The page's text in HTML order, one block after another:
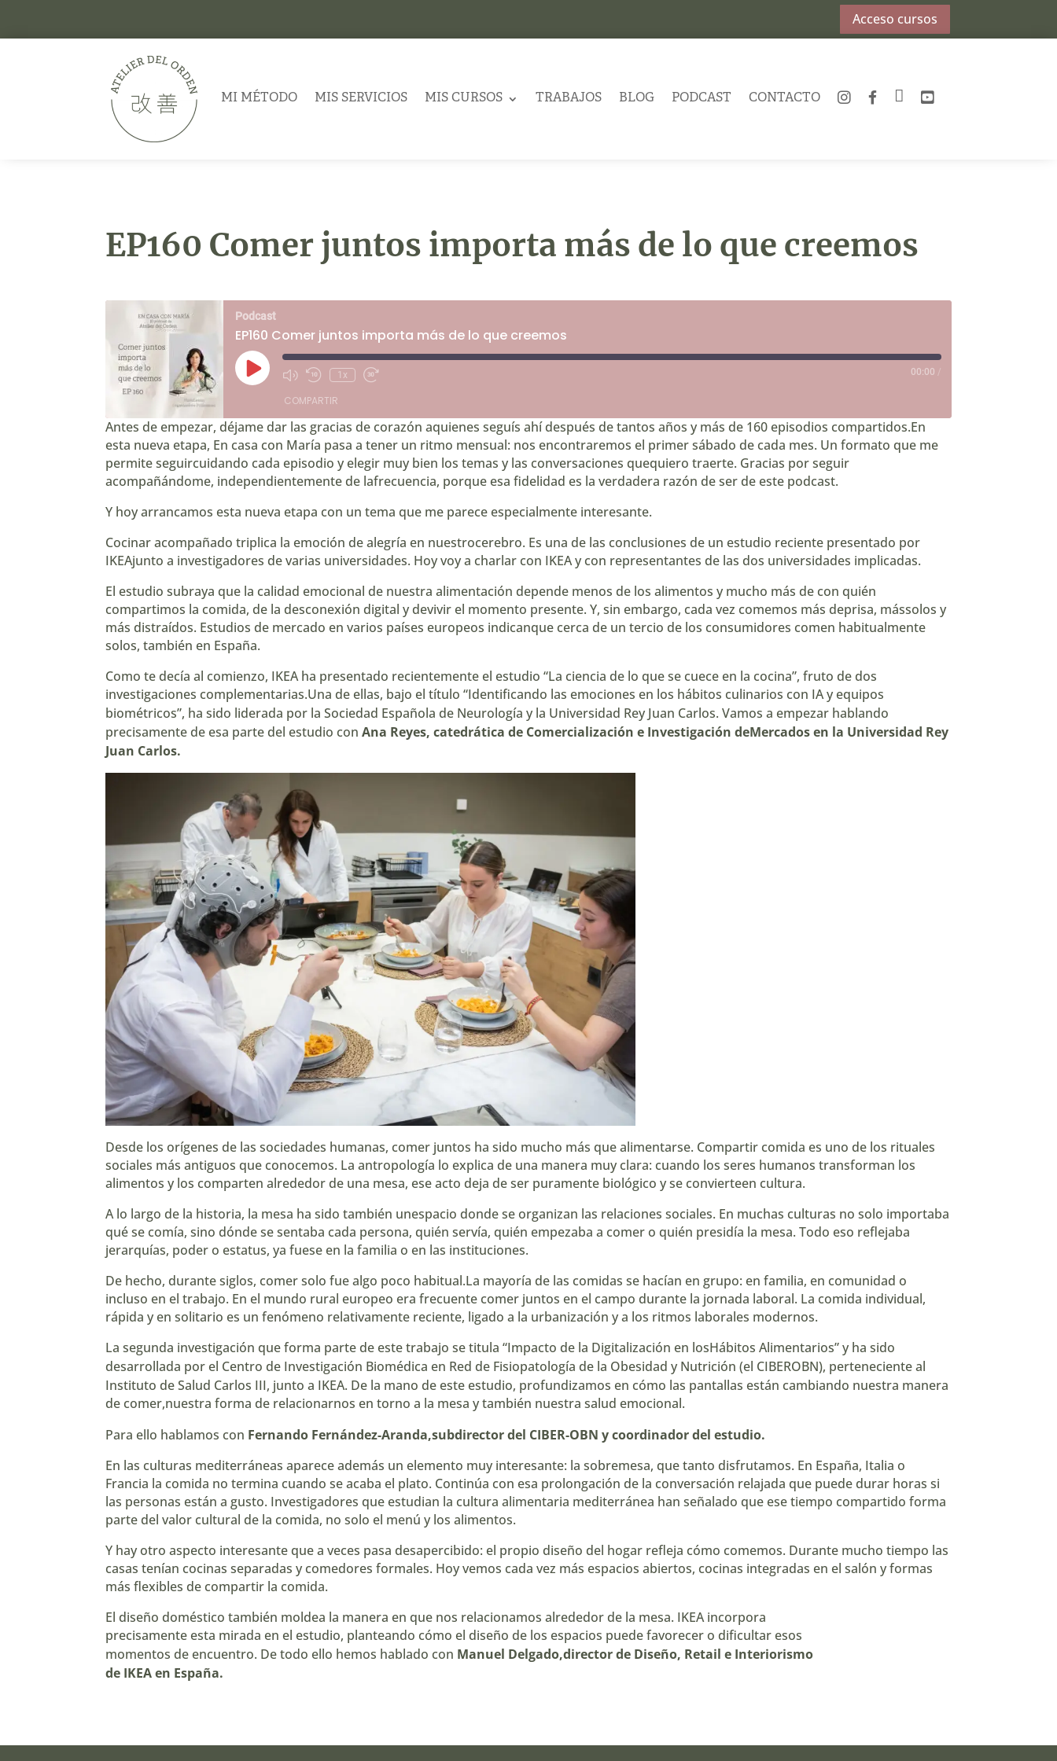
Acceso cursos
MI MÉTODO MIS SERVICIOS MIS CURSOS TRABAJOS BLOG PODCAST CONTACTO INSTAGRAM
FACEBOOK
TWITTERYOUTUBE
EP160 Comer juntos importa más de lo que creemos
Podcast
EP160 Comer juntos importa más de lo que creemos
Reproducir
episodioMute/Unmute
Rebobinar
segundos
1x
Fast
00:00 /
COMPARTIR
COMPARTIR
ENLACE
INCRUSTAR
Antes de empezar, déjame dar las gracias de corazón aquienes seguís ahí después de tantos años y más de 160 episodios compartidos.En
esta nueva etapa, En casa con María pasa a tener un ritmo mensual: nos encontraremos el primer sábado de cada mes. Un formato que me
permite seguircuidando cada episodio y elegir muy bien los temas y las conversaciones quequiero traerte. Gracias por seguir
acompañándome, independientemente de lafrecuencia, porque esa fidelidad es la verdadera razón de ser de este podcast.
Y hoy arrancamos esta nueva etapa con un tema que me parece especialmente interesante.
Cocinar acompañado triplica la emoción de alegría en nuestrocerebro. Es una de las conclusiones de un estudio reciente presentado por
IKEAjunto a investigadores de varias universidades. Hoy voy a charlar con IKEA y con representantes de las dos universidades implicadas.
El estudio subraya que la calidad emocional de nuestra alimentación depende menos de los alimentos y mucho más de con quién
compartimos la comida, de la desconexión digital y devivir el momento presente. Y, sin embargo, cada vez comemos más deprisa, mássolos y
más distraídos. Estudios de mercado en varios países europeos indicanque cerca de un tercio de los consumidores comen habitualmente
solos, también en España.
Como te decía al comienzo, IKEA ha presentado recientemente el estudio “La ciencia de lo que se cuece en la cocina”, fruto de dos
investigaciones complementarias.Una de ellas, bajo el título “Identificando las emociones en los hábitos culinarios con IA y equipos
biométricos”, ha sido liderada por laSociedad Española de Neurología y la Universidad Rey Juan Carlos. Vamos a empezar hablando
precisamente de esa parte del estudio con Ana Reyes, catedrática de Comercialización e Investigación deMercados en la Universidad Rey
Juan Carlos.
Desde los orígenes de las sociedades humanas, comer juntos ha sido mucho más que alimentarse. Compartir comida es uno de los rituales
sociales más antiguos que conocemos. La antropología lo explica de una manera muy clara: cuando los seres humanos transforman los
alimentos y los comparten alrededor de una mesa, ese acto deja de ser puramente biológico y se convierteen cultura.
A lo largo de la historia, la mesa ha sido también unespacio donde se organizan las relaciones sociales. En muchas culturas no solo importaba
qué se comía, sino dónde se sentaba cada persona, quién servía, quién empezaba a comer o quién presidía la mesa. Todo eso reflejaba
jerarquías, poder o estatus, ya fuese en la familia o en las instituciones.
De hecho, durante siglos, comer solo fue algo poco habitual.La mayoría de las comidas se hacían en grupo: en familia, en comunidad o
incluso en el trabajo. En el mundo rural europeo era frecuente comer juntos en el campo durante la jornada laboral. La comida individual,
rápida y en solitario es un fenómeno relativamente reciente, ligado a la urbanización y a los ritmos laborales modernos.
La segunda investigación que forma parte de este trabajo se titula “Impacto de la Digitalización en losHábitos Alimentarios” y ha sido
desarrollada por el Centro de Investigación Biomédica en Red de Fisiopatología de la Obesidad y Nutrición (el CIBEROBN), perteneciente al
Instituto de Salud Carlos III, junto a IKEA. De la mano de este estudio, profundizamos en cómo las pantallas están cambiando nuestra manera
de comer,nuestra forma de relacionarnos en torno a la mesa y también nuestra salud emocional.
Para ello hablamos con Fernando Fernández-Aranda,subdirector del CIBER-OBNy coordinador del estudio.
En las culturas mediterráneas aparece además un elemento muy interesante: la sobremesa, que tanto disfrutamos. En España, Italia o
Francia la comida no termina cuando se acaba el plato. Continúa con esa prolongación de la conversación relajada que puede durar horas si
las personas están a gusto. Investigadores que estudian la cultura alimentaria mediterránea han señalado que ese tiempo compartido forma
parte del valor cultural de la comida, no solo el menú y los alimentos.
Y hay otro aspecto interesante que a veces pasa desapercibido: el propio diseño del hogar refleja cómo comemos. Durante mucho tiempo las
casas tenían cocinas separadas y comedores formales. Hoy vemos cada vez más espacios abiertos, cocinas integradas en el salón y formas
más flexibles de compartir la comida.
El diseño doméstico también moldea la manera en que nos relacionamos alrededor de la mesa. IKEA incorpora
precisamente esta mirada en el estudio, planteando cómo el diseño de los espacios puede favorecer o dificultar esos
momentos de encuentro. De todo ello hemos hablado con Manuel Delgado,director de Diseño, Retail e Interiorismo
de IKEA en España.